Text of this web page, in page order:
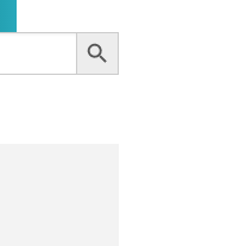
SEARCH BUTTON